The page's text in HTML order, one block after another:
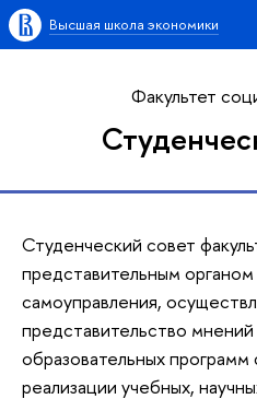
Высшая школа экономики
Факультет
Студенческий совет
представительным
самоуправления,
представительство
образовательных
реализации учебных,